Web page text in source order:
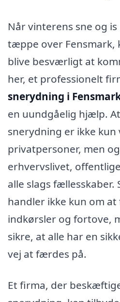
Når vinterens sne og
tæppe over Fensmark,
blive besværligt at
her, et professionelt
snerydning i
en uundgåelig hjælp.
snerydning er ikke
privatpersoner, men
erhvervslivet,
alle slags fællesskaber.
handler ikke kun om at
indkørsler og fortove,
sikre, at alle har en
vej at færdes på.
Et firma, der